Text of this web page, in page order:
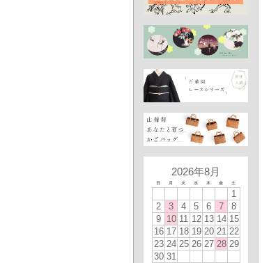
2026年8月
日 月 火 水 木 金 土
1
2
3 4 5 6 7
8
9 10 11 12 13 14 15
16 17 18 19 20 21 22
23 24 25 26 27 28 29
30 31